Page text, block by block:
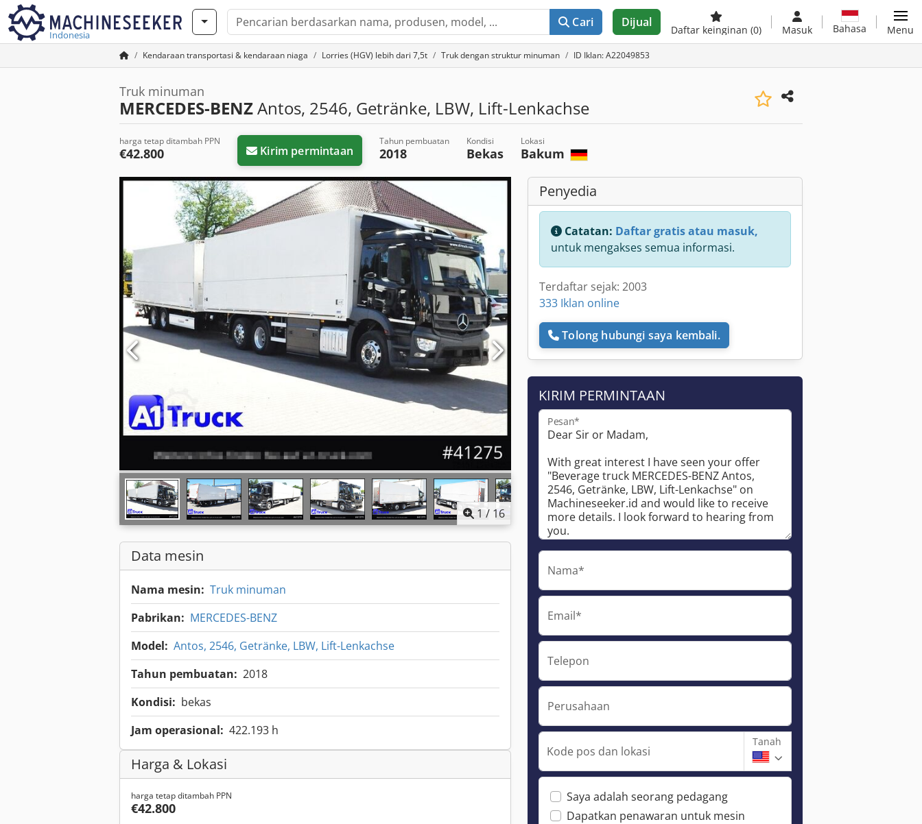
Indonesia
Cari Dijual
Daftar keinginan (0) Masuk Bahasa Menu
Kendaraan transportasi & kendaraan niaga Lorries (HGV) lebih dari 7,5t Truk dengan struktur minuman ID Iklan: A22049853
Truk minuman
MERCEDES-BENZAntos, 2546, Getränke, LBW, Lift-Lenkachse
harga tetap ditambah PPN
€42.800 Kirim permintaan
Tahun pembuatan
2018
Kondisi
Bekas
Lokasi
Bakum
1/ 16
Data mesin
Nama mesin: Truk minuman
Pabrikan: MERCEDES-BENZ
Model: Antos, 2546, Getränke, LBW, Lift-Lenkachse
Tahun pembuatan: 2018
Kondisi: bekas
Jam operasional: 422.193 h
Harga & Lokasi
harga tetap ditambah PPN
€42.800
Penyedia
Catatan: Daftar gratis atau masuk,
untuk mengakses semua informasi.
Terdaftar sejak: 2003
333 Iklan online
Tolong hubungi saya kembali.
KIRIM PERMINTAAN
Pesan*
Nama*
Email*
Telepon
Perusahaan
Kode pos dan lokasi
Tanah
Saya adalah seorang pedagang
Dapatkan penawaran untuk mesin